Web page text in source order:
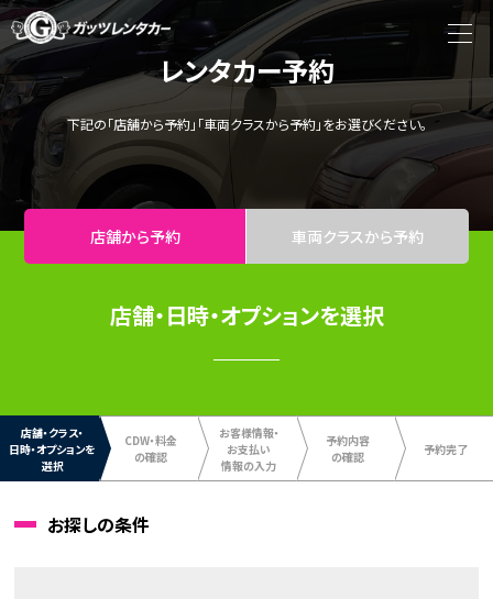
レンタカー予約
下記の「店舗から予約」「車両クラスから予約」をお選びください。
店舗から予約 車両クラスから予約
店舗・日時・オプションを選択
店舗・クラス・
日時・オプションを
選択
CDW・料金
の確認
お客様情報・
お支払い
情報の入力
予約内容
の確認
予約完了
お探しの条件